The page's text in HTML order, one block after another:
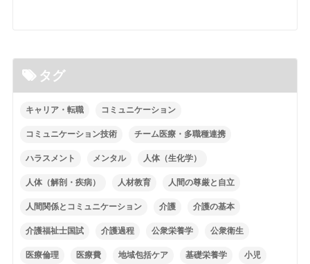
タグ
キャリア・転職 コミュニケーション
コミュニケーション技術 チーム医療・多職種連携
ハラスメント メンタル 人体（生化学）
人体（解剖・疾病） 人材教育 人間の尊厳と自立
人間関係とコミュニケーション 介護 介護の基本
介護福祉士国試 介護過程 公衆栄養学 公衆衛生
医療倫理 医療費 地域包括ケア 基礎栄養学 小児